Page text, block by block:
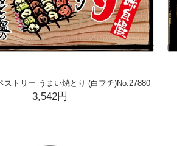
ストリー うまい焼とり (白フチ)No.27880
3,542円